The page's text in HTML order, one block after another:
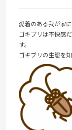
愛着のある我が家
ゴキブリは不快感
す。
ゴキブリの生態を